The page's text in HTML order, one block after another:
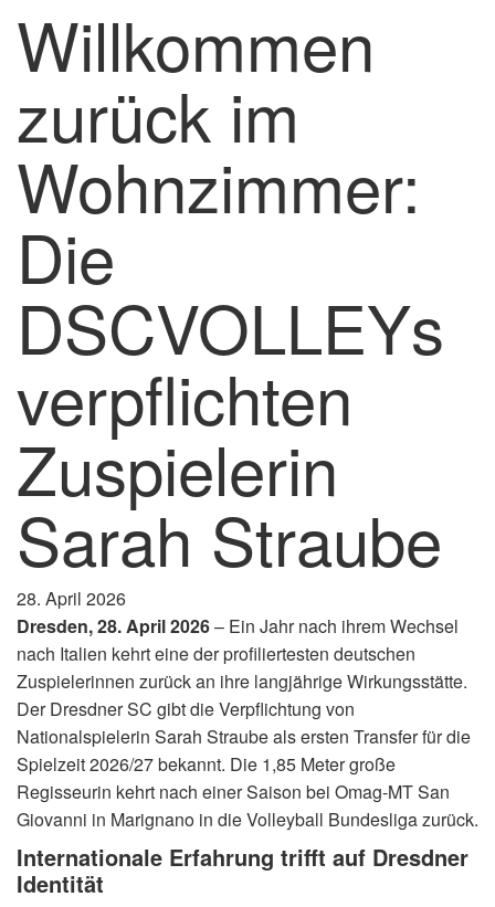
Willkommen
zurück im
Wohnzimmer:
Die
DSCVOLLEYs
verpflichten
Zuspielerin
Sarah Straube
28. April 2026
Dresden, 28. April 2026– Ein Jahr nach ihrem Wechsel
nach Italien kehrt eine der profiliertesten deutschen
Zuspielerinnen zurück an ihre langjährige Wirkungsstätte.
Der Dresdner SC gibt die Verpflichtung von
Nationalspielerin Sarah Straube als ersten Transfer für die
Spielzeit 2026/27 bekannt. Die 1,85 Meter große
Regisseurin kehrt nach einer Saison bei Omag-MT San
Giovanni in Marignano in die Volleyball Bundesliga zurück.
Internationale Erfahrung trifft auf Dresdner
Identität